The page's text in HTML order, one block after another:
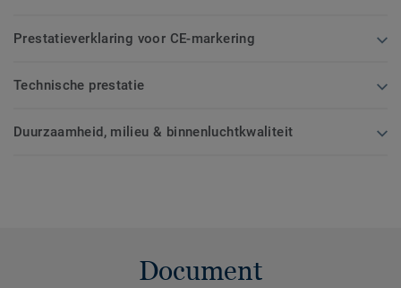
Prestatieverklaring voor CE-markering
Technische prestatie
Duurzaamheid, milieu & binnenluchtkwaliteit
Document